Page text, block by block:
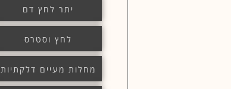
יתר לחץ דם
לחץ וסטרס
מחלות מעיים דלקתיות